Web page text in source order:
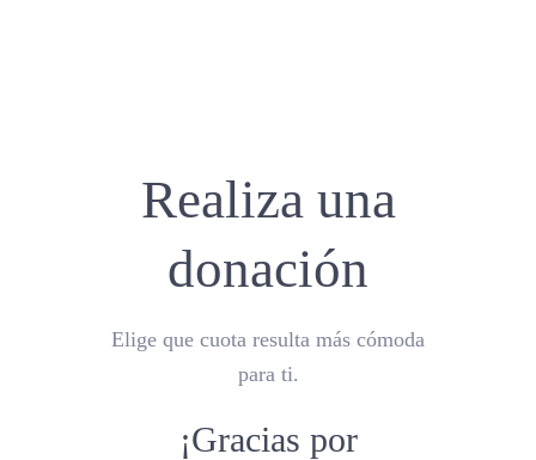
Realiza una
donación
Elige que cuota resulta más cómoda
para ti.
¡Gracias por